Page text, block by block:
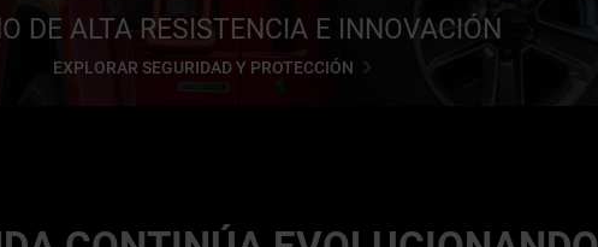
DE ALTA RESISTENCIA E INNOVACIÓN
EXPLORAR SEGURIDAD Y PROTECCIÓN